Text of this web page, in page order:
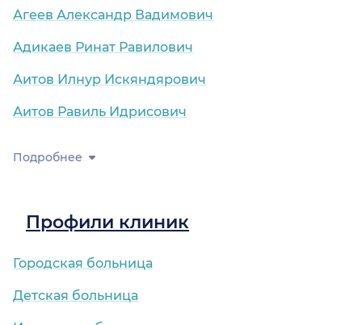
Агеев Александр Вадимович
Адикаев Ринат Равилович
Аитов Илнур Искяндярович
Аитов Равиль Идрисович
Подробнее
Профили клиник
Городская больница
Детская больница